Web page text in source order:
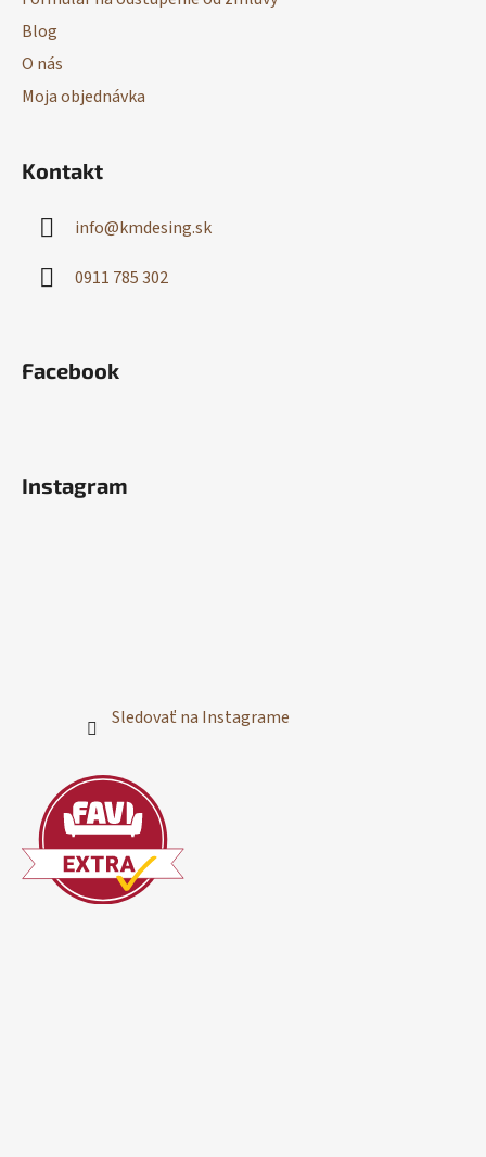
Blog
O nás
Moja objednávka
Kontakt
info@kmdesing.sk
0911 785 302
Facebook
Instagram
Sledovať na Instagrame